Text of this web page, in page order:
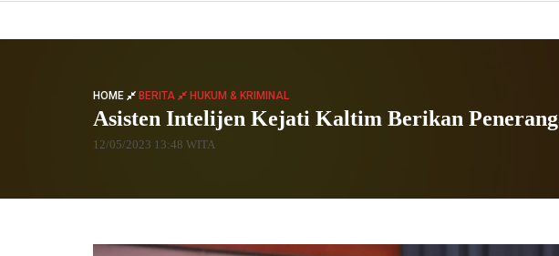
HOME BERITA HUKUM & KRIMINAL
Asisten Intelijen Kejati Kaltim Berikan
12/05/2023 13:48 WITA